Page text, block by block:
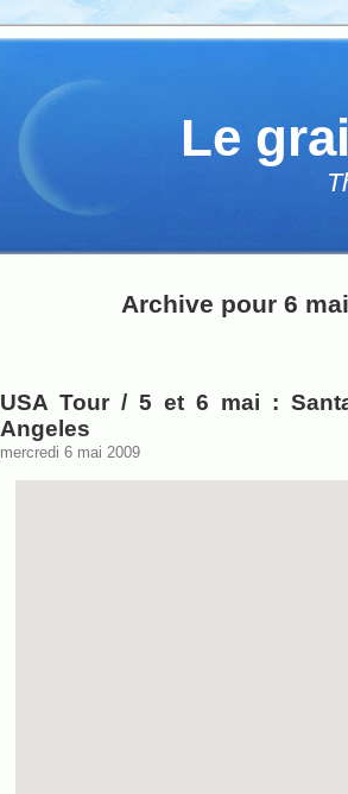
Le
Archive pour 6
USA Tour / 5 et 6 mai :
Angeles
mercredi 6 mai 2009